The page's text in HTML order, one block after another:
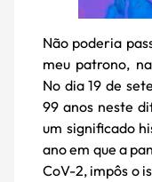
Não poderia
meu patrono,
No dia 19 de
99 anos neste
um significado
ano em que a
CoV-2, impôs o